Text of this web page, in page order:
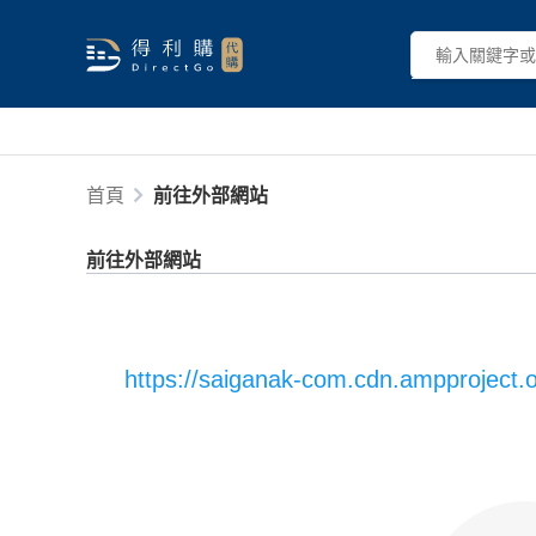
首頁 前往外部網站
前往外部網站
https://saiganak-